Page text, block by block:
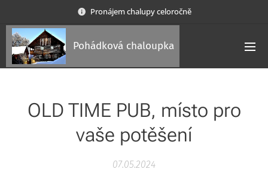
Pronájem chalupy celoročně
Pohádková chaloupka
OLD TIME PUB, místo pro
vaše potěšení
07.05.2024